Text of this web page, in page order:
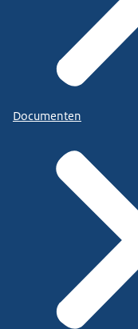
Documenten